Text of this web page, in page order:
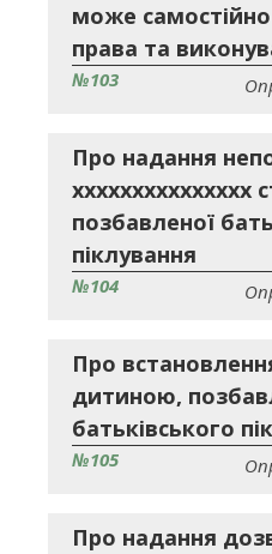
може
права та
№103
Про надання
ххххххххххххххх
позбавленої
піклування
№104
Про
дитиною,
батьківського
№105
Про надання